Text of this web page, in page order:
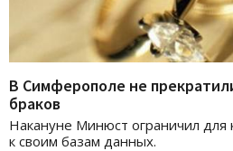
В Симферополе не
браков
Накануне Минюст ограничил для
к своим базам данных.